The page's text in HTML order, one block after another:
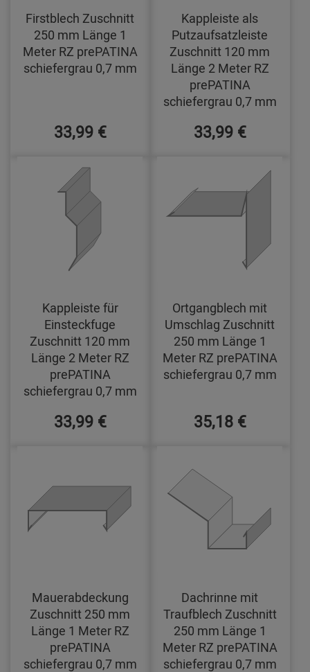
Firstblech Zuschnitt
250 mm Länge 1
Meter RZ prePATINA
schiefergrau 0,7 mm
33,99 €
Kappleiste als
Putzaufsatzleiste
Zuschnitt 120 mm
Länge 2 Meter RZ
prePATINA
schiefergrau 0,7 mm
33,99 €
Kappleiste für
Einsteckfuge
Zuschnitt 120 mm
Länge 2 Meter RZ
prePATINA
schiefergrau 0,7 mm
33,99 €
Ortgangblech mit
Umschlag Zuschnitt
250 mm Länge 1
Meter RZ prePATINA
schiefergrau 0,7 mm
35,18 €
Mauerabdeckung
Zuschnitt 250 mm
Länge 1 Meter RZ
prePATINA
schiefergrau 0,7 mm
Dachrinne mit
Traufblech Zuschnitt
250 mm Länge 1
Meter RZ prePATINA
schiefergrau 0,7 mm